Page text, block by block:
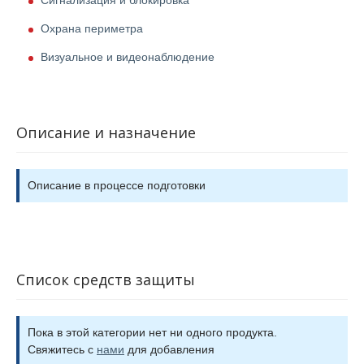
Охрана периметра
Визуальное и видеонаблюдение
Описание и назначение
Описание в процессе подготовки
Список средств защиты
Пока в этой категории нет ни одного продукта.
Свяжитесь с нами для добавления